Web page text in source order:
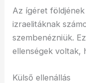
Az ígéret
izraelitáknak
szembenézniük.
ellenségek voltak,
Külső ellenállás